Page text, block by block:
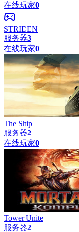
在线玩家0
STRIDEN
服务器3
在线玩家0
The Ship
服务器2
在线玩家0
Tower Unite
服务器2